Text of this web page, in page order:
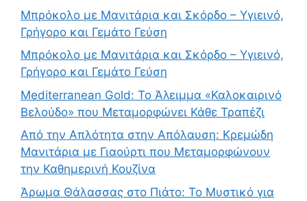
Μπρόκολο με Μανιτάρια και Σκόρδο – Υγιεινό,
Γρήγορο και Γεμάτο Γεύση
Μπρόκολο με Μανιτάρια και Σκόρδο – Υγιεινό,
Γρήγορο και Γεμάτο Γεύση
Mediterranean Gold: Το Άλειμμα «Καλοκαιρινό
Βελούδο» που Μεταμορφώνει Κάθε Τραπέζι
Από την Απλότητα στην Απόλαυση: Κρεμώδη
Μανιτάρια με Γιαούρτι που Μεταμορφώνουν
την Καθημερινή Κουζίνα
Άρωμα Θάλασσας στο Πιάτο: Το Μυστικό για